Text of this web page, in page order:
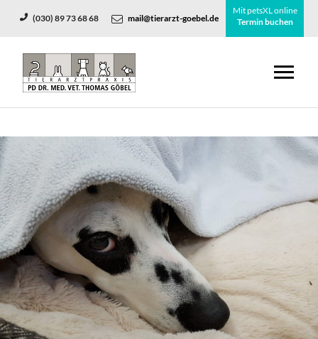
(030) 89 73 68 68 mail@tierarzt-goebel.de
Mit petsXL online
Termin buchen